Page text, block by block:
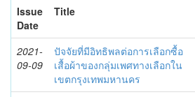
Issue
Date
Title
2021-
09-09
ปัจจัยที่มีอิทธิพลต่อการเลือกซื้อ
เสื้อผ้าของกลุ่มเพศทางเลือกใน
เขตกรุงเทพมหานคร